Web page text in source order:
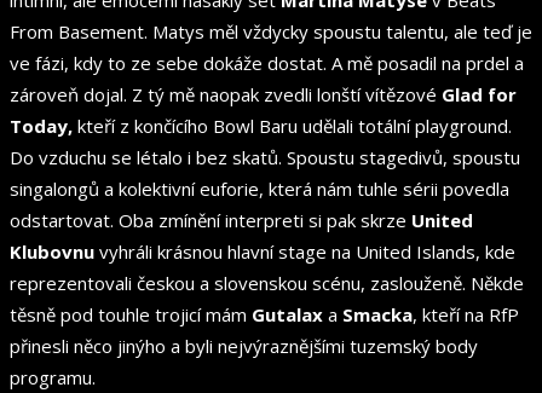
From Basement. Matys měl vždycky spoustu talentu, ale teď je
ve fázi, kdy to ze sebe dokáže dostat. A mě posadil na prdel a
zároveň dojal. Z tý mě naopak zvedli lonští vítězové Glad for
Today, kteří z končícího Bowl Baru udělali totální playground.
Do vzduchu se létalo i bez skatů. Spoustu stagedivů, spoustu
singalongů a kolektivní euforie, která nám tuhle sérii povedla
odstartovat. Oba zmínění interpreti si pak skrze United
Klubovnu vyhráli krásnou hlavní stage na United Islands, kde
reprezentovali českou a slovenskou scénu, zaslouženě. Někde
těsně pod touhle trojicí mám Gutalax a Smacka, kteří na RfP
přinesli něco jinýho a byli nejvýraznějšími tuzemský body
programu.